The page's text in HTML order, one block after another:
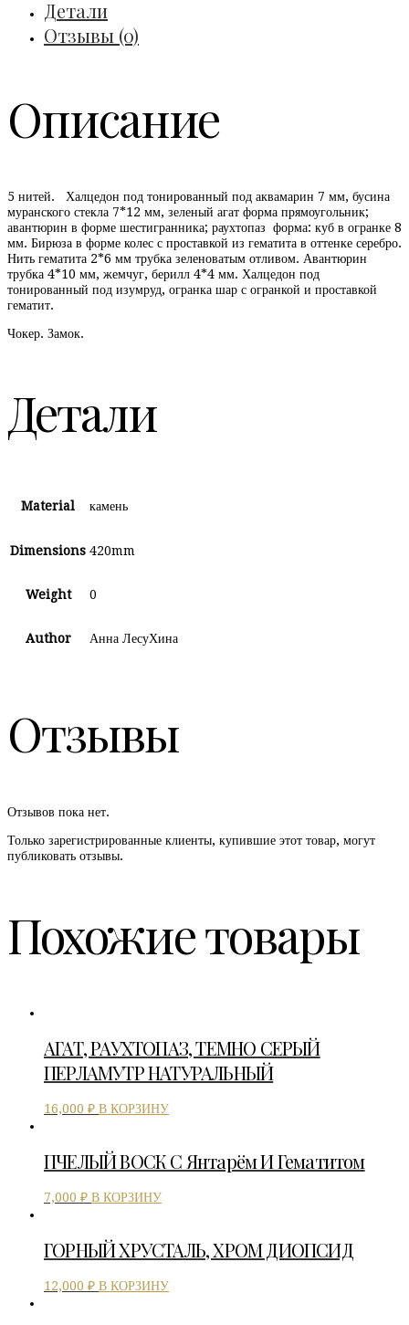
(Копировать)
(Копировать)
Детали
Отзывы (0)
Описание
5 нитей. Халцедон под тонированный под аквамарин 7 мм, бусина
муранского стекла 7*12 мм, зеленый агат форма прямоугольник;
авантюрин в форме шестигранника; раухтопаз форма: куб в огранке 8
мм. Бирюза в форме колес с проставкой из гематита в оттенке серебро.
Нить гематита 2*6 мм трубка зеленоватым отливом. Авантюрин
трубка 4*10 мм, жемчуг, берилл 4*4 мм. Халцедон под
тонированный под изумруд, огранка шар с огранкой и проставкой
гематит.
Чокер. Замок.
Детали
Material камень
Dimensions 420mm
Weight 0
Author Анна ЛесуХина
Отзывы
Отзывов пока нет.
Только зарегистрированные клиенты, купившие этот товар, могут
публиковать отзывы.
Похожие товары
АГАТ, РАУХТОПАЗ, ТЕМНО СЕРЫЙ
ПЕРЛАМУТР НАТУРАЛЬНЫЙ
16,000 ₽ В КОРЗИНУ
ПЧЕЛЫЙ ВОСК С Янтарём И Гематитом
7,000 ₽ В КОРЗИНУ
ГОРНЫЙ ХРУСТАЛЬ, ХРОМ ДИОПСИД
12,000 ₽ В КОРЗИНУ